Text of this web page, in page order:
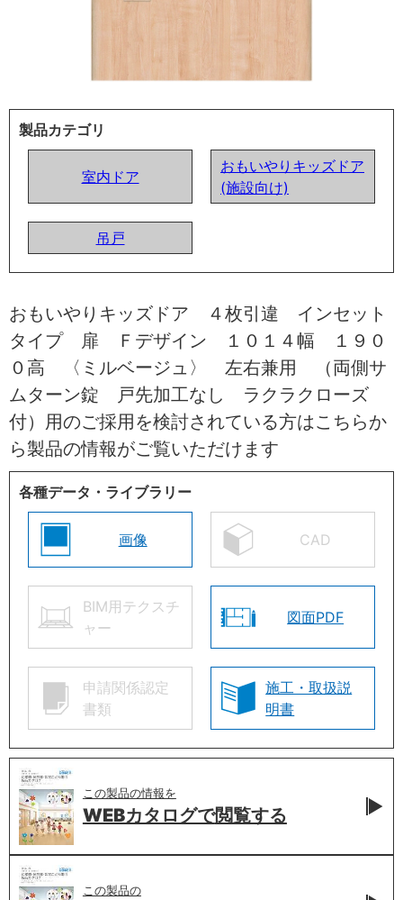
製品カテゴリ
室内ドア
おもいやりキッズドア
(施設向け)
吊戸
おもいやりキッズドア ４枚引違 インセット
タイプ 扉 Ｆデザイン １０１４幅 １９０
０高 〈ミルベージュ〉 左右兼用 （両側サ
ムターン錠 戸先加工なし ラクラクローズ
付）用のご採用を検討されている方はこちらか
ら製品の情報がご覧いただけます
各種データ・ライブラリー
画像 CAD
BIM用テクスチ
ャー
図面PDF
申請関係認定
書類
施工・取扱説
明書
この製品の情報を
WEBカタログで閲覧する
この製品の